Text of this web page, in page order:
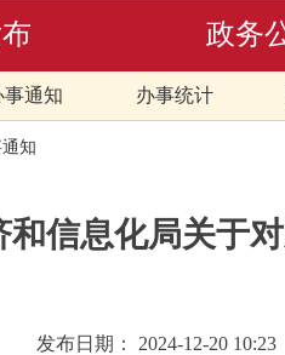
政务
事通知 办事统计
知
和信息化局关于
发布日期： 2024-12-20 10:23